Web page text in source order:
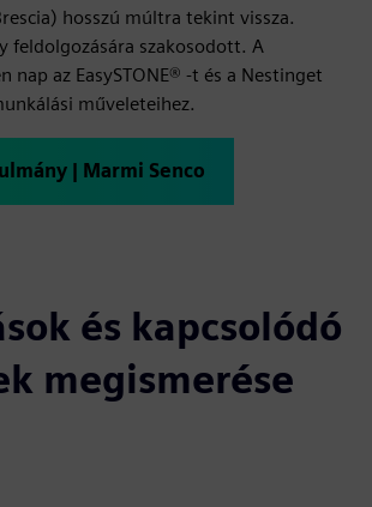
hosszú múltra tekint vissza.
feldolgozására szakosodott. A
nap az EasySTONE® -t és a Nestinget
műveleteihez.
| Marmi Senco
és kapcsolódó
megismerése